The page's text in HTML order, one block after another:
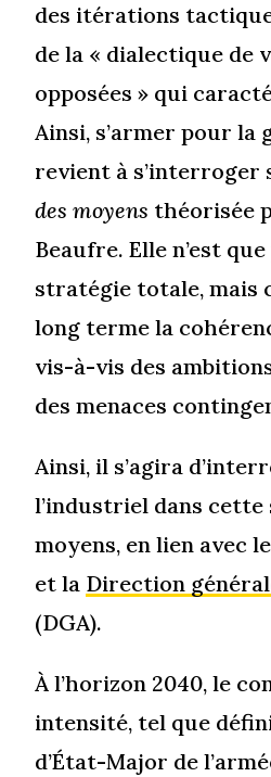
des itérations
de la « dialectique de
opposées » qui
Ainsi, s’armer pour la
revient à s’interroger
des moyens théorisée
Beaufre. Elle n’est
stratégie totale, mais
long terme la
vis-à-vis des
des menaces
Ainsi, il s’agira
l’industriel dans
moyens, en lien avec
et la Direction
(DGA).
À l’horizon 2040, le
intensité, tel que
d’État-Major de